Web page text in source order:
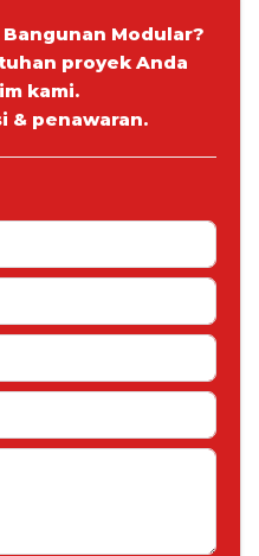
Modular?
proyek Anda
kami.
& penawaran.